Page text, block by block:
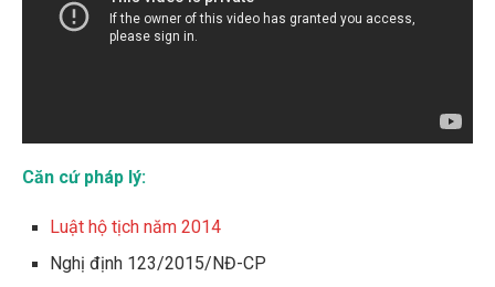
Căn cứ pháp lý:
Luật hộ tịch năm 2014
Nghị định 123/2015/NĐ-CP